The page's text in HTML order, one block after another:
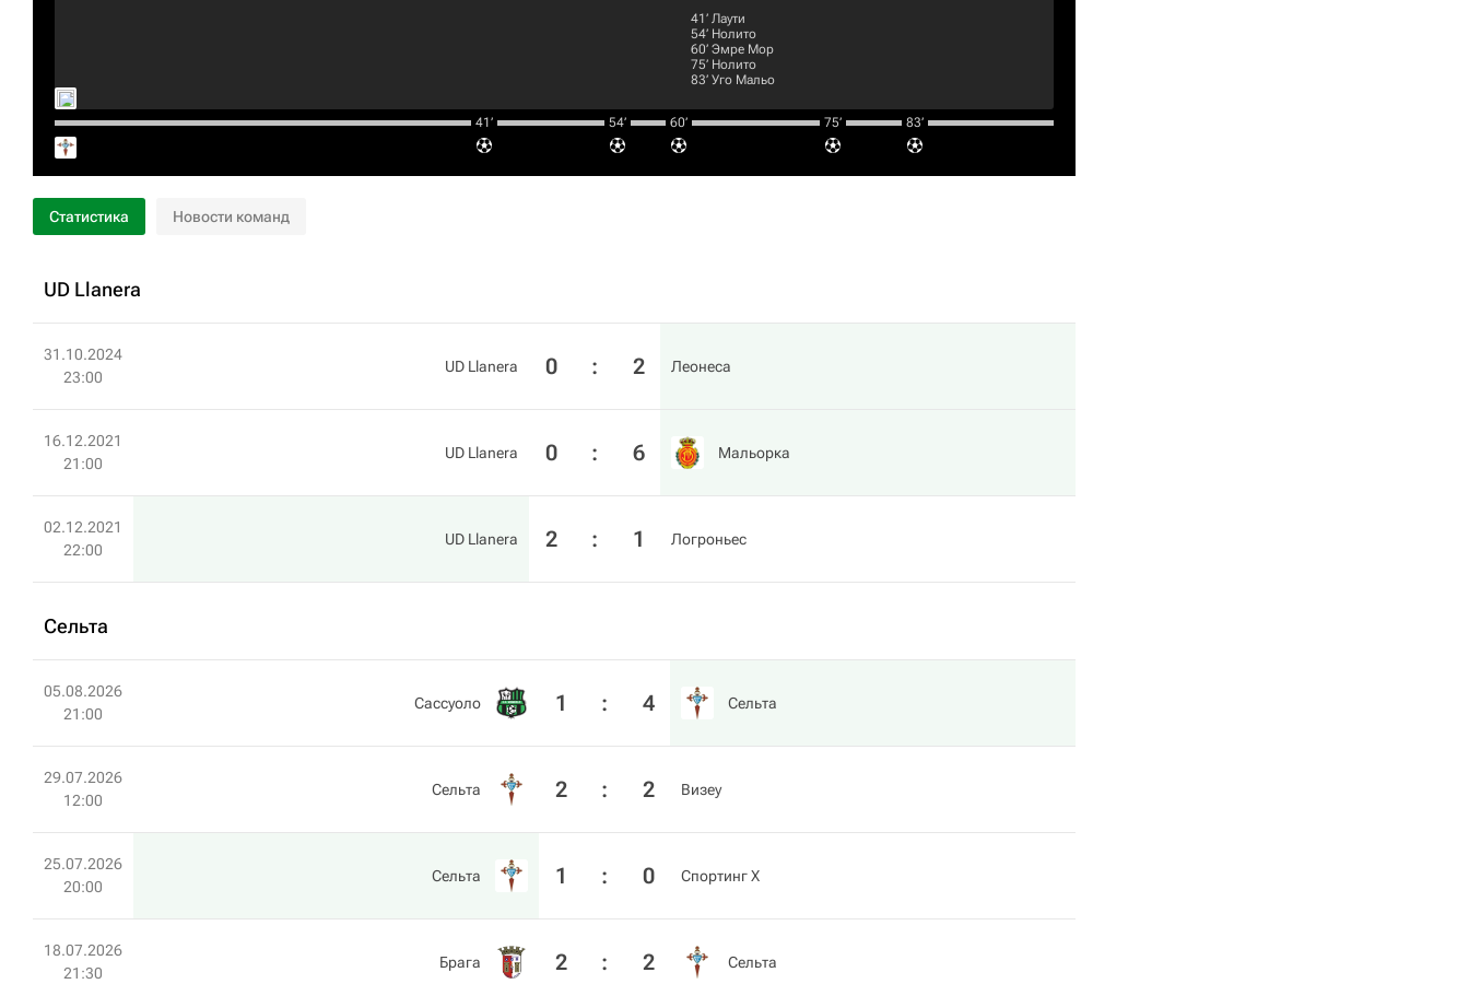
41‎’‎ Лаути
54‎’‎ Hoлитo
60‎’‎ Эмре Мор
75‎’‎ Hoлитo
83‎’‎ Уго Мальо
41‎’‎ 54‎’‎ 60‎’‎ 75‎’‎ 83‎’‎
Статистика Новости команд
UD Llanera
31.10.2024
23:00
UD Llanera 0 : 2 Леонеса
16.12.2021
21:00
UD Llanera 0 : 6 Мальорка
02.12.2021
22:00
UD Llanera 2 : 1 Логроньес
Сельта
05.08.2026
21:00
Сассуоло 1 : 4 Сельта
29.07.2026
12:00
Сельта 2 : 2 Визеу
25.07.2026
20:00
Сельта 1 : 0 Спортинг Х
18.07.2026
21:30
Брага 2 : 2 Сельта